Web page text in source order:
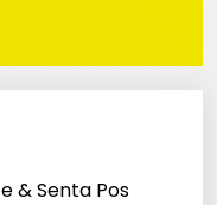
& Senta Pos